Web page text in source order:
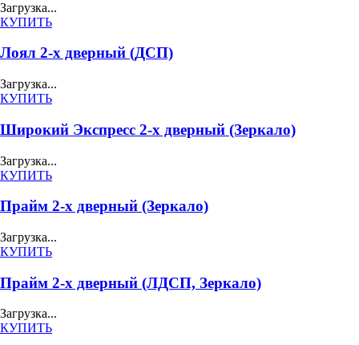
Загрузка...
КУПИТЬ
Лоял 2-х дверный (ДСП)
Загрузка...
КУПИТЬ
Широкий Экспресс 2-х дверный (Зеркало)
Загрузка...
КУПИТЬ
Прайм 2-х дверный (Зеркало)
Загрузка...
КУПИТЬ
Прайм 2-х дверный (ЛДСП, Зеркало)
Загрузка...
КУПИТЬ